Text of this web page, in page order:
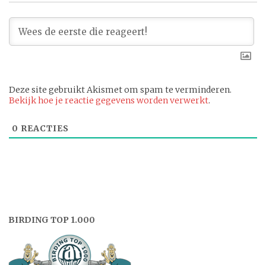
Deze site gebruikt Akismet om spam te verminderen.
Bekijk hoe je reactie gegevens worden verwerkt.
0 REACTIES
BIRDING TOP 1.000